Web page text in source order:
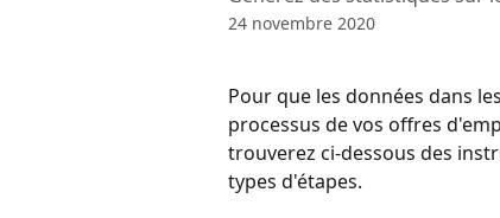
24 novembre 2020
Pour que les données dans les
processus de vos offres
trouverez ci-dessous des
types d'étapes.